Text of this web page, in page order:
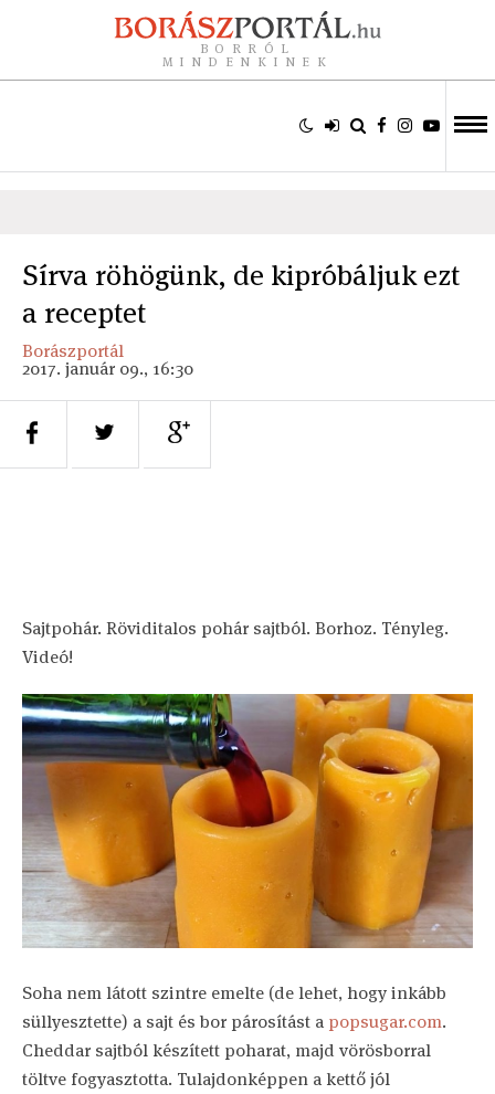
BORRÓL
MINDENKINEK
Sírva röhögünk, de kipróbáljuk ezt
a receptet
Borászportál
2017. január 09., 16:30
Sajtpohár. Röviditalos pohár sajtból. Borhoz. Tényleg.
Videó!
Soha nem látott szintre emelte (de lehet, hogy inkább
süllyesztette) a sajt és bor párosítást a popsugar.com.
Cheddar sajtból készített poharat, majd vörösborral
töltve fogyasztotta. Tulajdonképpen a kettő jól